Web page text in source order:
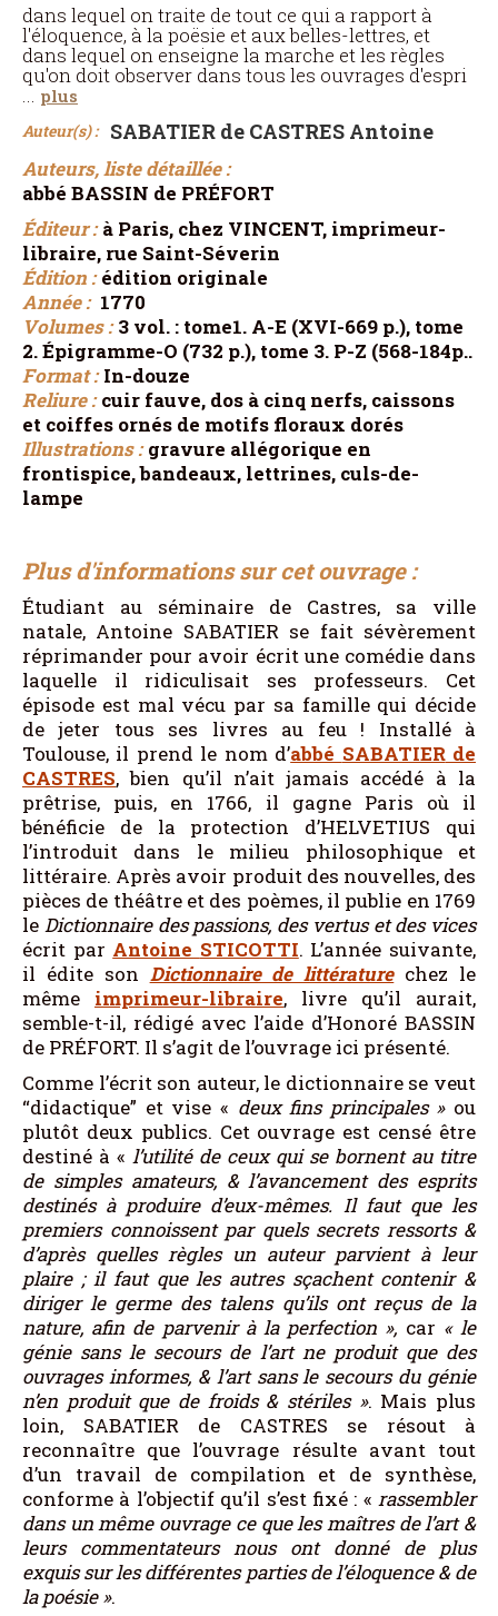
dans lequel on traite de tout ce qui a rapport à
l'éloquence, à la poe͏̈sie et aux belles-lettres, et
dans lequel on enseigne la marche et les règles
qu'on doit observer dans tous les ouvrages d'espri
... plus
Auteur(s) : SABATIER de CASTRES Antoine
Auteurs, liste détaillée :
abbé BASSIN de PRÉFORT
Éditeur :à Paris, chez VINCENT, imprimeur-
libraire, rue Saint-Séverin
Édition :édition originale
Année :1770
Volumes :3 vol. : tome1. A-E (XVI-669 p.), tome
2. Épigramme-O (732 p.), tome 3. P-Z (568-184p..
Format :In-douze
Reliure :cuir fauve, dos à cinq nerfs, caissons
et coiffes ornés de motifs floraux dorés
Illustrations :gravure allégorique en
frontispice, bandeaux, lettrines, culs-de-
lampe
Plus d'informations sur cet ouvrage :
Étudiant au séminaire de Castres, sa ville
natale, Antoine SABATIER se fait sévèrement
réprimander pour avoir écrit une comédie dans
laquelle il ridiculisait ses professeurs. Cet
épisode est mal vécu par sa famille qui décide
de jeter tous ses livres au feu ! Installé à
Toulouse, il prend le nom d’abbé SABATIERde
CASTRES, bien qu’il n’ait jamais accédé à la
prêtrise, puis, en 1766, il gagne Paris où il
bénéficie de la protection d’HELVETIUS qui
l’introduit dans le milieu philosophique et
littéraire. Après avoir produit des nouvelles, des
pièces de théâtre et des poèmes, il publie en 1769
le Dictionnaire des passions, des vertus et des vices
écrit par Antoine STICOTTI. L’année suivante,
il édite son Dictionnaire de littératurechez le
même imprimeur-libraire, livre qu’il aurait,
semble-t-il, rédigé avec l’aide d’Honoré BASSIN
de PRÉFORT. Il s’agit de l’ouvrage ici présenté.
Comme l’écrit son auteur, le dictionnaire se veut
“didactique” et vise « deux fins principales»ou
plutôt deux publics. Cet ouvrage est censé être
destiné à « l’utilité de ceux qui se bornent au titre
de simples amateurs, & l’avancement des esprits
destinés à produire d’eux-mêmes. Il faut que les
premiers connoissent par quels secrets ressorts &
d’après quelles règles un auteur parvient à leur
plaire ; il faut que les autres sçachent contenir &
diriger le germe des talens qu’ils ont reçus de la
nature, afin de parvenir à la perfection », car «le
génie sans le secours de l’art ne produit que des
ouvrages informes, & l’art sans le secours du génie
n’en produit que de froids & stériles». Mais plus
loin, SABATIER de CASTRES se résout à
reconnaître que l’ouvrage résulte avant tout
d’un travail de compilation et de synthèse,
conforme à l’objectif qu’il s’est fixé : « rassembler
dans un même ouvrage ce que les maîtres de l’art &
leurs commentateurs nous ont donné de plus
exquis sur les différentes parties de l’éloquence & de
la poésie».